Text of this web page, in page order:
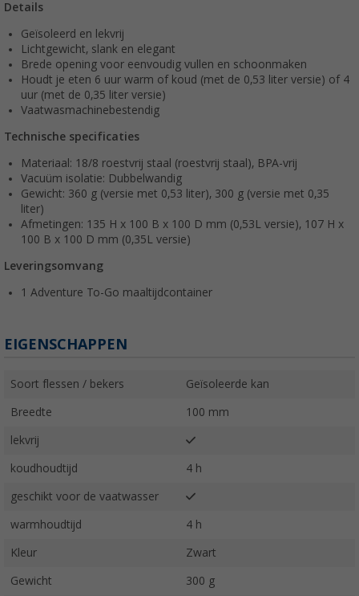
Details
Geïsoleerd en lekvrij
Lichtgewicht, slank en elegant
Brede opening voor eenvoudig vullen en schoonmaken
Houdt je eten 6 uur warm of koud (met de 0,53 liter versie) of 4
uur (met de 0,35 liter versie)
Vaatwasmachinebestendig
Technische specificaties
Materiaal: 18/8 roestvrij staal (roestvrij staal), BPA-vrij
Vacuüm isolatie: Dubbelwandig
Gewicht: 360 g (versie met 0,53 liter), 300 g (versie met 0,35
liter)
Afmetingen: 135 H x 100 B x 100 D mm (0,53L versie), 107 H x
100 B x 100 D mm (0,35L versie)
Leveringsomvang
1 Adventure To-Go maaltijdcontainer
EIGENSCHAPPEN
Soort flessen / bekers Geïsoleerde kan
Breedte 100 mm
lekvrij
koudhoudtijd 4 h
geschikt voor de vaatwasser
warmhoudtijd 4 h
Kleur Zwart
Gewicht 300 g